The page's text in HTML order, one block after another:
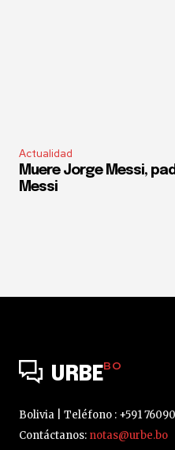
Actualidad
Muere Jorge Messi,
Messi
URBEBO
Bolivia | Teléfono : +591
Contáctanos: notas@urbe.bo